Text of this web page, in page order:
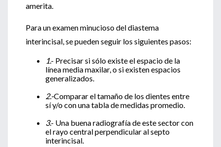
amerita.
Para un examen minucioso del diastema
interincisal, se pueden seguir los siguientes pasos:
1.- Precisar si sólo existe el espacio de la
línea media maxilar, o si existen espacios
generalizados.
2.-Comparar el tamaño de los dientes entre
sí y/o con una tabla de medidas promedio.
3.- Una buena radiografía de este sector con
el rayo central perpendicular al septo
interincisal.